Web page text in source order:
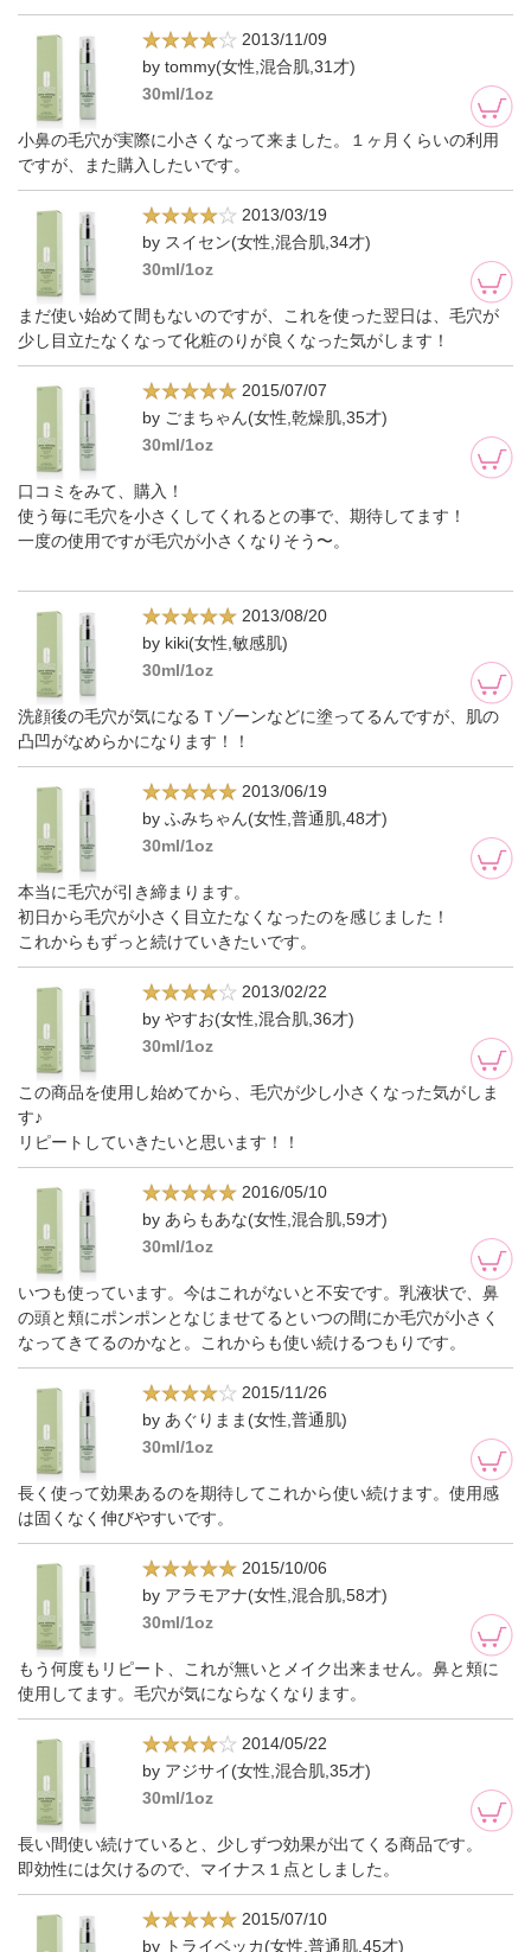
2013/11/09
by tommy(女性,混合肌,31才)
30ml/1oz
小鼻の毛穴が実際に小さくなって来ました。１ヶ月くらいの利用
ですが、また購入したいです。
2013/03/19
by スイセン(女性,混合肌,34才)
30ml/1oz
まだ使い始めて間もないのですが、これを使った翌日は、毛穴が
少し目立たなくなって化粧のりが良くなった気がします！
2015/07/07
by ごまちゃん(女性,乾燥肌,35才)
30ml/1oz
口コミをみて、購入！
使う毎に毛穴を小さくしてくれるとの事で、期待してます！
一度の使用ですが毛穴が小さくなりそう〜。
2013/08/20
by kiki(女性,敏感肌)
30ml/1oz
洗顔後の毛穴が気になるＴゾーンなどに塗ってるんですが、肌の
凸凹がなめらかになります！！
2013/06/19
by ふみちゃん(女性,普通肌,48才)
30ml/1oz
本当に毛穴が引き締まります。
初日から毛穴が小さく目立たなくなったのを感じました！
これからもずっと続けていきたいです。
2013/02/22
by やすお(女性,混合肌,36才)
30ml/1oz
この商品を使用し始めてから、毛穴が少し小さくなった気がしま
す♪
リピートしていきたいと思います！！
2016/05/10
by あらもあな(女性,混合肌,59才)
30ml/1oz
いつも使っています。今はこれがないと不安です。乳液状で、鼻
の頭と頬にポンポンとなじませてるといつの間にか毛穴が小さく
なってきてるのかなと。これからも使い続けるつもりです。
2015/11/26
by あぐりまま(女性,普通肌)
30ml/1oz
長く使って効果あるのを期待してこれから使い続けます。使用感
は固くなく伸びやすいです。
2015/10/06
by アラモアナ(女性,混合肌,58才)
30ml/1oz
もう何度もリピート、これが無いとメイク出来ません。鼻と頬に
使用してます。毛穴が気にならなくなります。
2014/05/22
by アジサイ(女性,混合肌,35才)
30ml/1oz
長い間使い続けていると、少しずつ効果が出てくる商品です。
即効性には欠けるので、マイナス１点としました。
2015/07/10
by トライベッカ(女性,普通肌,45才)